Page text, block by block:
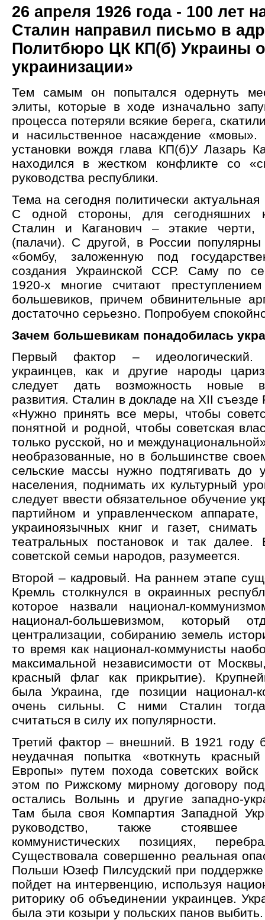
26 апреля 1926 года - 100 лет
Сталин направил письмо в
Политбюро ЦК КП(б) Украины о
украинизации»
Тем самым он попытался одернуть
элиты, которые в ходе изначально
процесса потеряли всякие берега,
и насильственное насаждение
установки вождя глава КП(б)У Лазарь
находился в жестком конфликте со
руководства республики.
Тема на сегодня политически
С одной стороны, для сегодняшних
Сталин и Каганович – этакие черти,
(палачи). С другой, в России
«бомбу, заложенную под
создания Украинской ССР. Саму по
1920-х многие считают
большевиков, причем обвинительные
достаточно серьезно. Попробуем
Зачем большевикам понадобилась
Первый фактор – идеологический.
украинцев, как и другие народы
следует дать возможность новые
развития. Сталин в докладе на XII
«Нужно принять все меры, чтобы
понятной и родной, чтобы советская
только русской, но и
необразованные, но в большинстве
сельские массы нужно подтягивать до
населения, поднимать их культурный
следует ввести обязательное обучение
партийном и управленческом
украиноязычных книг и газет,
театральных постановок и так
советской семьи народов, разумеется.
Второй – кадровый. На раннем этапе
Кремль столкнулся в окраинных
которое назвали национал-
национал-большевизмом, который
централизации, собиранию земель
то время как национал-коммунисты
максимальной независимости от
красный флаг как прикрытие).
была Украина, где позиции национал-
очень сильны. С ними Сталин
считаться в силу их популярности.
Третий фактор – внешний. В 1921 году
неудачная попытка «воткнуть
Европы» путем похода советских
этом по Рижскому мирному договору
остались Волынь и другие западно-
Там была своя Компартия Западной
руководство, также стоявшее
коммунистических позициях,
Существовала совершенно реальная
Польши Юзеф Пилсудский при
пойдет на интервенцию, используя
риторику об объединении украинцев.
была эти козыри у польских панов выбить.